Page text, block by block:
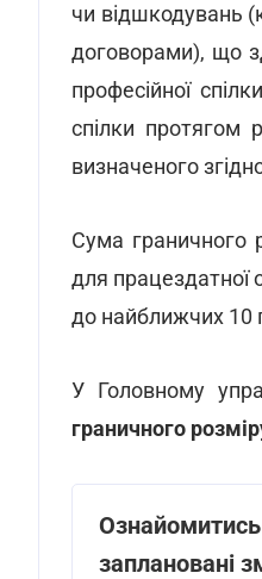
чи відшкодувань
договорами), що
професійної
спілки протягом
визначеного
Сума граничного
для працездатної
до найближчих 10
У Головному
граничного
заплановані